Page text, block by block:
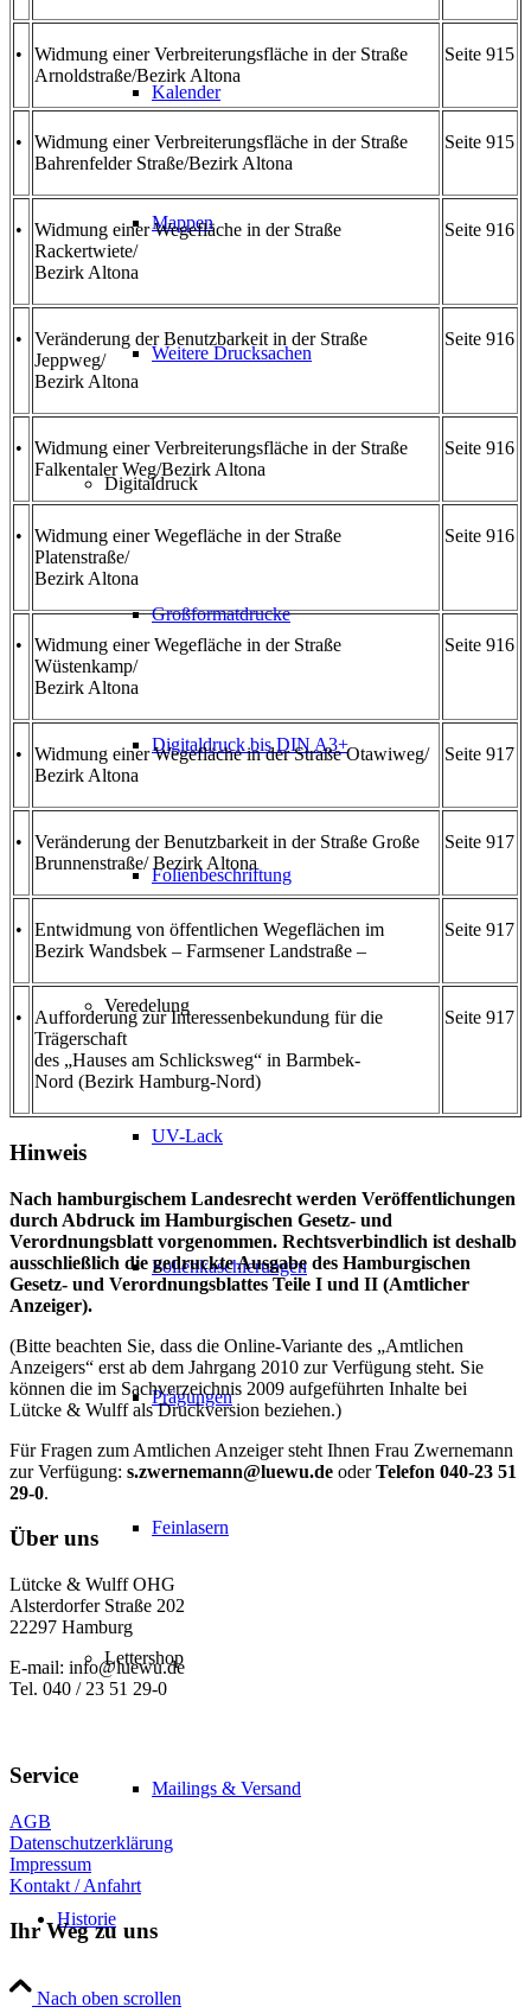
Kalender
Mappen
Weitere Drucksachen
Digitaldruck
Großformatdrucke
Digitaldruck bis DIN A3+
Folienbeschriftung
Veredelung
UV-Lack
Folienkaschierungen
Prägungen
Feinlasern
Lettershop
Mailings & Versand
Historie
•
Widmung einer Verbreiterungsfläche in der Straße
Arnoldstraße/Bezirk Altona
Seite 915
•
Widmung einer Verbreiterungsfläche in der Straße
Bahrenfelder Straße/Bezirk Altona
Seite 915
•
Widmung einer Wegefläche in der Straße
Rackertwiete/
Bezirk Altona
Seite 916
•
Veränderung der Benutzbarkeit in der Straße
Jeppweg/
Bezirk Altona
Seite 916
•
Widmung einer Verbreiterungsfläche in der Straße
Falkentaler Weg/Bezirk Altona
Seite 916
•
Widmung einer Wegefläche in der Straße
Platenstraße/
Bezirk Altona
Seite 916
•
Widmung einer Wegefläche in der Straße
Wüstenkamp/
Bezirk Altona
Seite 916
•
Widmung einer Wegefläche in der Straße Otawiweg/
Bezirk Altona
Seite 917
•
Veränderung der Benutzbarkeit in der Straße Große
Brunnenstraße/ Bezirk Altona
Seite 917
•
Entwidmung von öffentlichen Wegeflächen im
Bezirk Wandsbek – Farmsener Landstraße –
Seite 917
•
Aufforderung zur Interessenbekundung für die
Trägerschaft
des „Hauses am Schlicksweg“ in Barmbek-
Nord (Bezirk Hamburg-Nord)
Seite 917
Hinweis
Nach hamburgischem Landesrecht werden Veröffentlichungen
durch Abdruck im Hamburgischen Gesetz- und
Verordnungsblatt vorgenommen. Rechtsverbindlich ist deshalb
ausschließlich die gedruckte Ausgabe des Hamburgischen
Gesetz- und Verordnungsblattes Teile I und II (Amtlicher
Anzeiger).
(Bitte beachten Sie, dass die Online-Variante des „Amtlichen
Anzeigers“ erst ab dem Jahrgang 2010 zur Verfügung steht. Sie
können die im Sachverzeichnis 2009 aufgeführten Inhalte bei
Lütcke & Wulff als Druckversion beziehen.)
Für Fragen zum Amtlichen Anzeiger steht Ihnen Frau Zwernemann
zur Verfügung: s.zwernemann@luewu.de oderTelefon 040-23 51
29-0.
Über uns
Lütcke & Wulff OHG
Alsterdorfer Straße 202
22297 Hamburg
E-mail: info@luewu.de
Tel. 040 / 23 51 29-0
Service
AGB
Datenschutzerklärung
Impressum
Kontakt / Anfahrt
Ihr Weg zu uns
Nach oben scrollen